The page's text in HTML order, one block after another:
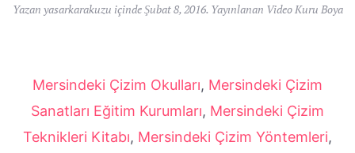
Yazan yasarkarakuzu içindeŞubat 8, 2016. Yayınlanan Video Kuru Boya
Mersindeki Çizim Okulları, Mersindeki Çizim
Sanatları Eğitim Kurumları, Mersindeki Çizim
Teknikleri Kitabı, Mersindeki Çizim Yöntemleri,